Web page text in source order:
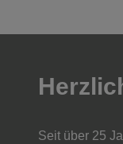
Seit über 25